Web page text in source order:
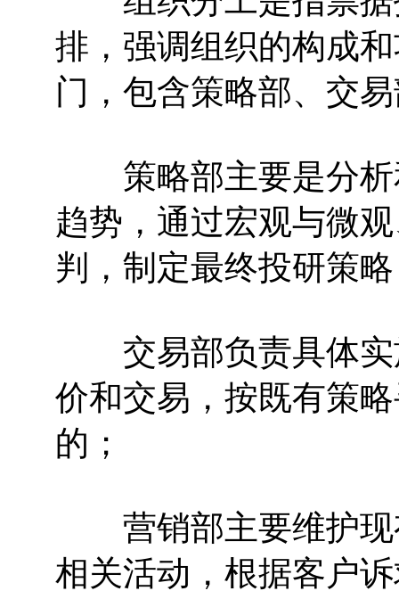
排，强调组织的构成
门，包含策略部、交
策略部主要是分析
趋势，通过宏观与微
判，制定最终投研策
交易部负责具体实
价和交易，按既有策
的；
营销部主要维护现
相关活动，根据客户